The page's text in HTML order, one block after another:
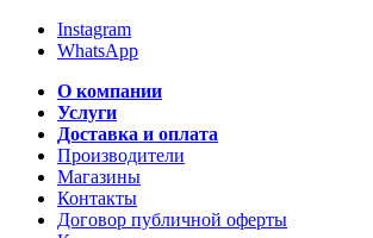
Instagram
WhatsApp
О компании
Услуги
Доставка и оплата
Производители
Магазины
Контакты
Договор публичной оферты